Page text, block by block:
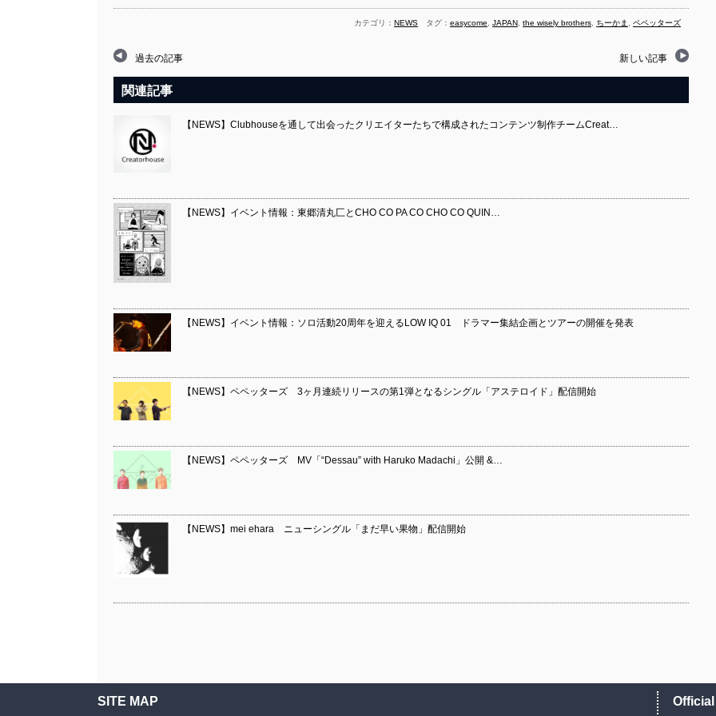
カテゴリ： NEWS タグ： easycome, JAPAN, the wisely brothers, ちーかま , ペペッターズ
過去の記事 新しい記事
関連記事
【NEWS】Clubhouseを通して出会ったクリエイターたちで構成されたコンテンツ制作チームCreat…
【NEWS】イベント情報：東郷清丸匚とCHO CO PA CO CHO CO QUIN…
【NEWS】イベント情報：ソロ活動20周年を迎えるLOW IQ 01 ドラマー集結企画とツアーの開催を発表
【NEWS】ペペッターズ 3ヶ月連続リリースの第1弾となるシングル「アステロイド」配信開始
【NEWS】ペペッターズ MV「“Dessau” with Haruko Madachi」公開 &…
【NEWS】mei ehara ニューシングル「まだ早い果物」配信開始
SITE MAP